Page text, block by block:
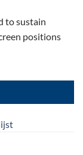
to sustain
positions